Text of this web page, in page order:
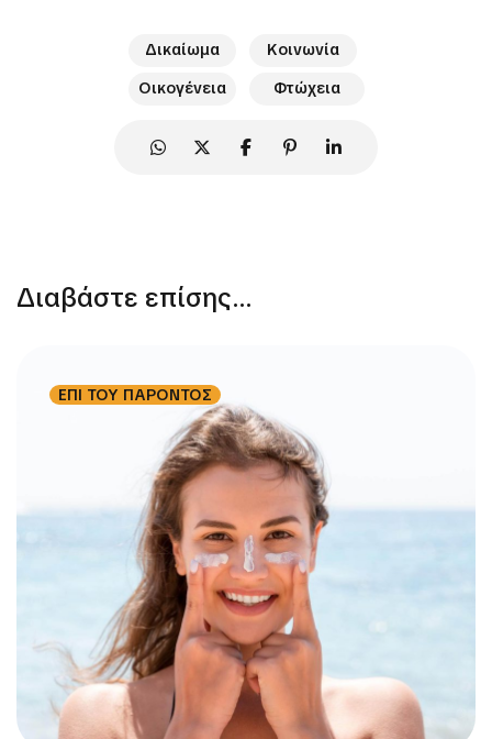
Δικαίωμα
Κοινωνία
Οικογένεια
Φτώχεια
Διαβάστε επίσης...
ΕΠΙ ΤΟΥ ΠΑΡΟΝΤΟΣ